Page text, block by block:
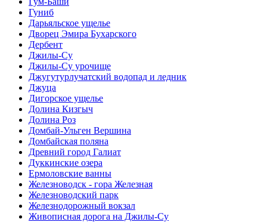
Гуниб
Дарьяльское ущелье
Дворец Эмира Бухарского
Дербент
Джилы-Су
Джилы-Су урочище
Джугутурлучатский водопад и ледник
Джуца
Дигорское ущелье
Долина Кизгыч
Долина Роз
Домбай-Ульген Вершина
Домбайская поляна
Древний город Галиат
Дуккинские озера
Ермоловские ванны
Железноводск - гора Железная
Железноводский парк
Железнодорожный вокзал
Живописная дорога на Джилы-Су